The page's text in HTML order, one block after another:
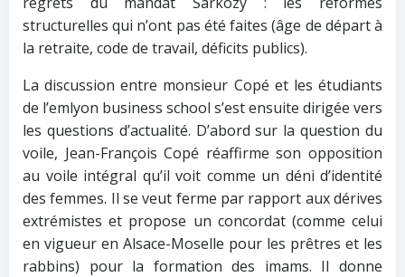
structurelles qui n’ont pas été faites (âge de départ à
la retraite, code de travail, déficits publics).
La discussion entre monsieur Copé et les étudiants
de l’emlyon business school s’est ensuite dirigée vers
les questions d’actualité. D’abord sur la question du
voile, Jean-François Copé réaffirme son opposition
au voile intégral qu’il voit comme un déni d’identité
des femmes. Il se veut ferme par rapport aux dérives
extrémistes et propose un concordat (comme celui
en vigueur en Alsace-Moselle pour les prêtres et les
rabbins) pour la formation des imams. Il donne